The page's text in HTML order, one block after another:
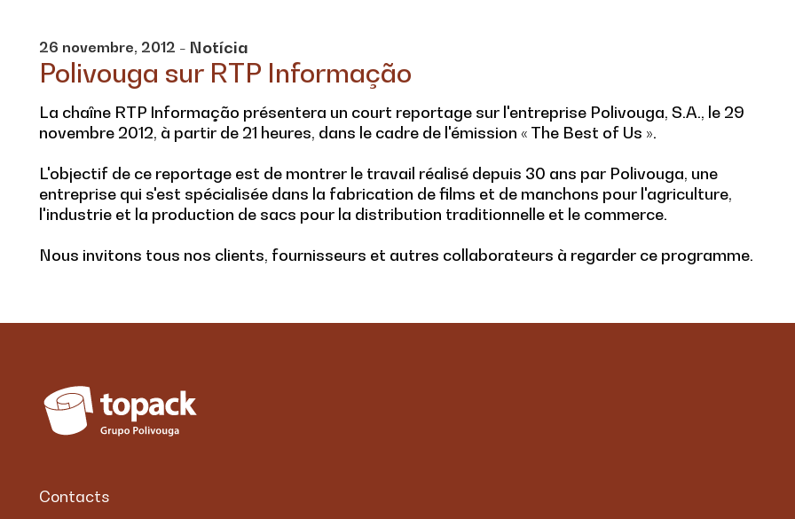
26 novembre, 2012 - Notícia
Polivouga sur RTP Informação
La chaîne RTP Informação présentera un court reportage sur l'entreprise Polivouga, S.A., le 29
novembre 2012, à partir de 21 heures, dans le cadre de l'émission « The Best of Us ».
L'objectif de ce reportage est de montrer le travail réalisé depuis 30 ans par Polivouga, une
entreprise qui s'est spécialisée dans la fabrication de films et de manchons pour l'agriculture,
l'industrie et la production de sacs pour la distribution traditionnelle et le commerce.
Nous invitons tous nos clients, fournisseurs et autres collaborateurs à regarder ce programme.
Contacts